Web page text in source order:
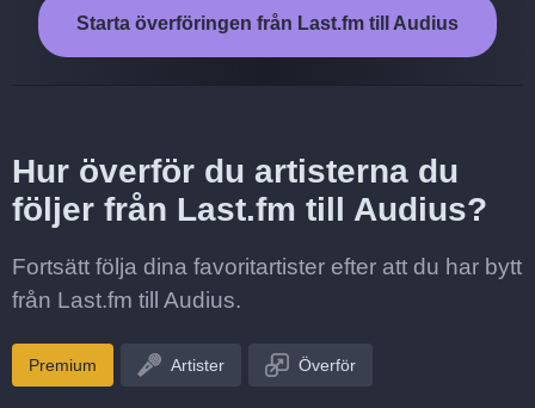
Starta överföringen från Last.fm till Audius
Hur överför du artisterna du
följer från Last.fm till Audius?
Fortsätt följa dina favoritartister efter att du har bytt
från Last.fm till Audius.
Premium Artister Överför